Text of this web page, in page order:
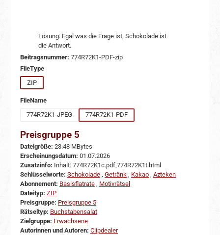
Lösung: Egal was die Frage ist, Schokolade ist
die Antwort.
Beitragsnummer: 774R72K1-PDF-zip
FileTypeauswählen
ZIP
FileNameauswählen
774R72K1-JPEG
774R72K1-PDF
Preisgruppe 5
Dateigröße: 23.48 MBytes
Erscheinungsdatum: 01.07.2026
Zusatzinfo: Inhalt: 774R72K1c.pdf,774R72K1t.html
Schlüsselworte: Schokolade Getränk Kakao Azteken
Abonnement: Basisflatrate
Motivrätsel
Dateityp: ZIP
Preisgruppe: Preisgruppe 5
Rätseltyp: Buchstabensalat
Zielgruppe: Erwachsene
Autorinnen und Autoren: Clipdealer